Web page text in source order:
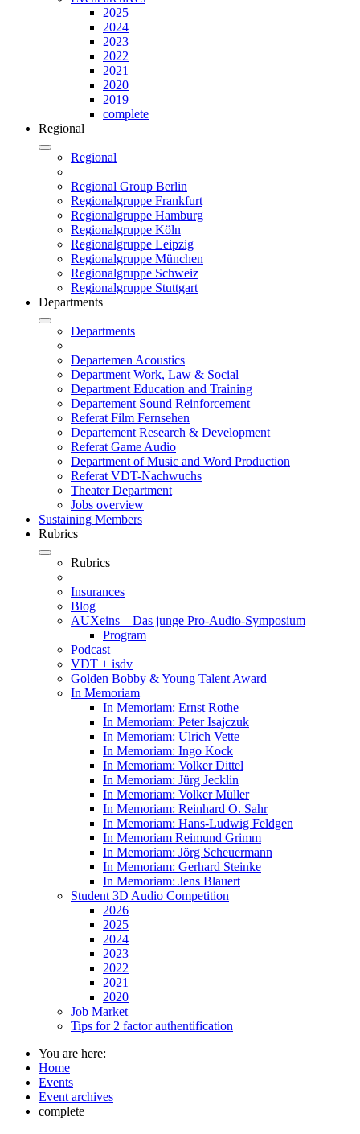
2025
2024
2023
2022
2021
2020
2019
complete
Regional
Regional
Regional Group Berlin
Regionalgruppe Frankfurt
Regionalgruppe Hamburg
Regionalgruppe Köln
Regionalgruppe Leipzig
Regionalgruppe München
Regionalgruppe Schweiz
Regionalgruppe Stuttgart
Departments
Departments
Departemen Acoustics
Department Work, Law & Social
Department Education and Training
Departement Sound Reinforcement
Referat Film Fernsehen
Departement Research & Development
Referat Game Audio
Department of Music and Word Production
Referat VDT-Nachwuchs
Theater Department
Jobs overview
Sustaining Members
Rubrics
Rubrics
Insurances
Blog
AUXeins – Das junge Pro-Audio-Symposium
Program
Podcast
VDT + isdv
Golden Bobby & Young Talent Award
In Memoriam
In Memoriam: Ernst Rothe
In Memoriam: Peter Isajczuk
In Memoriam: Ulrich Vette
In Memoriam: Ingo Kock
In Memoriam: Volker Dittel
In Memoriam: Jürg Jecklin
In Memoriam: Volker Müller
In Memoriam: Reinhard O. Sahr
In Memoriam: Hans-Ludwig Feldgen
In Memoriam Reimund Grimm
In Memoriam: Jörg Scheuermann
In Memoriam: Gerhard Steinke
In Memoriam: Jens Blauert
Student 3D Audio Competition
2026
2025
2024
2023
2022
2021
2020
Job Market
Tips for 2 factor authentification
You are here:
Home
Events
Event archives
complete